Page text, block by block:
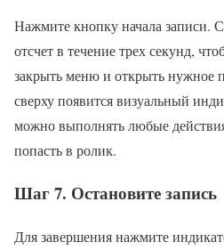
Нажмите кнопку начала записи.
отсчет в течение трех секунд,
закрыть меню и открыть нужное
сверху появится визуальный
можно выполнять любые
попасть в ролик.
Шаг 7. Остановите запись
Для завершения нажмите